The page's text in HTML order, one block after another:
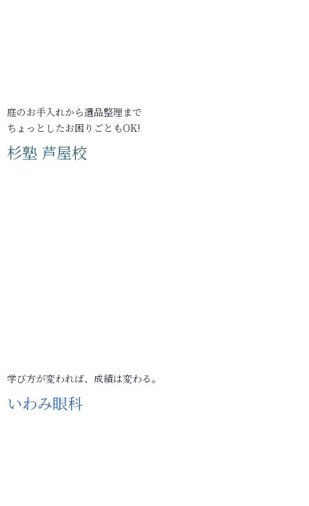
庭のお手入れから遺品整理まで
ちょっとしたお困りごともOK!
杉塾 芦屋校
学び方が変われば、成績は変わる。
いわみ眼科